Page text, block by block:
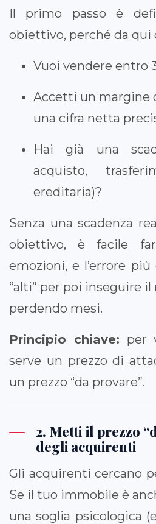
Il primo passo è
obiettivo, perché da
Vuoi vendere entro
Accetti un margine
una cifra netta
Hai già una
acquisto,
ereditaria)?
Senza una scadenza
obiettivo, è facile
emozioni, e l’errore
“alti” per poi inseguire il
perdendo mesi.
Principio chiave: per
serve un prezzo di
un prezzo “da provare”.
2. Metti il prezzo
degli acquirenti
Gli acquirenti cercano
Se il tuo immobile è
una soglia psicologica